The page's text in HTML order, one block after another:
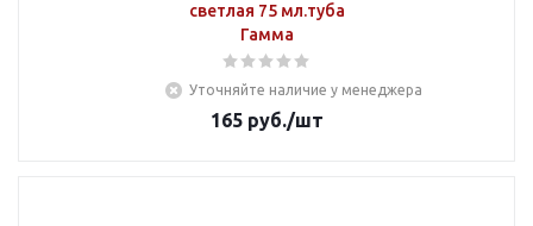
светлая 75 мл.туба
Гамма
Уточняйте наличие у менеджера
165 руб./шт